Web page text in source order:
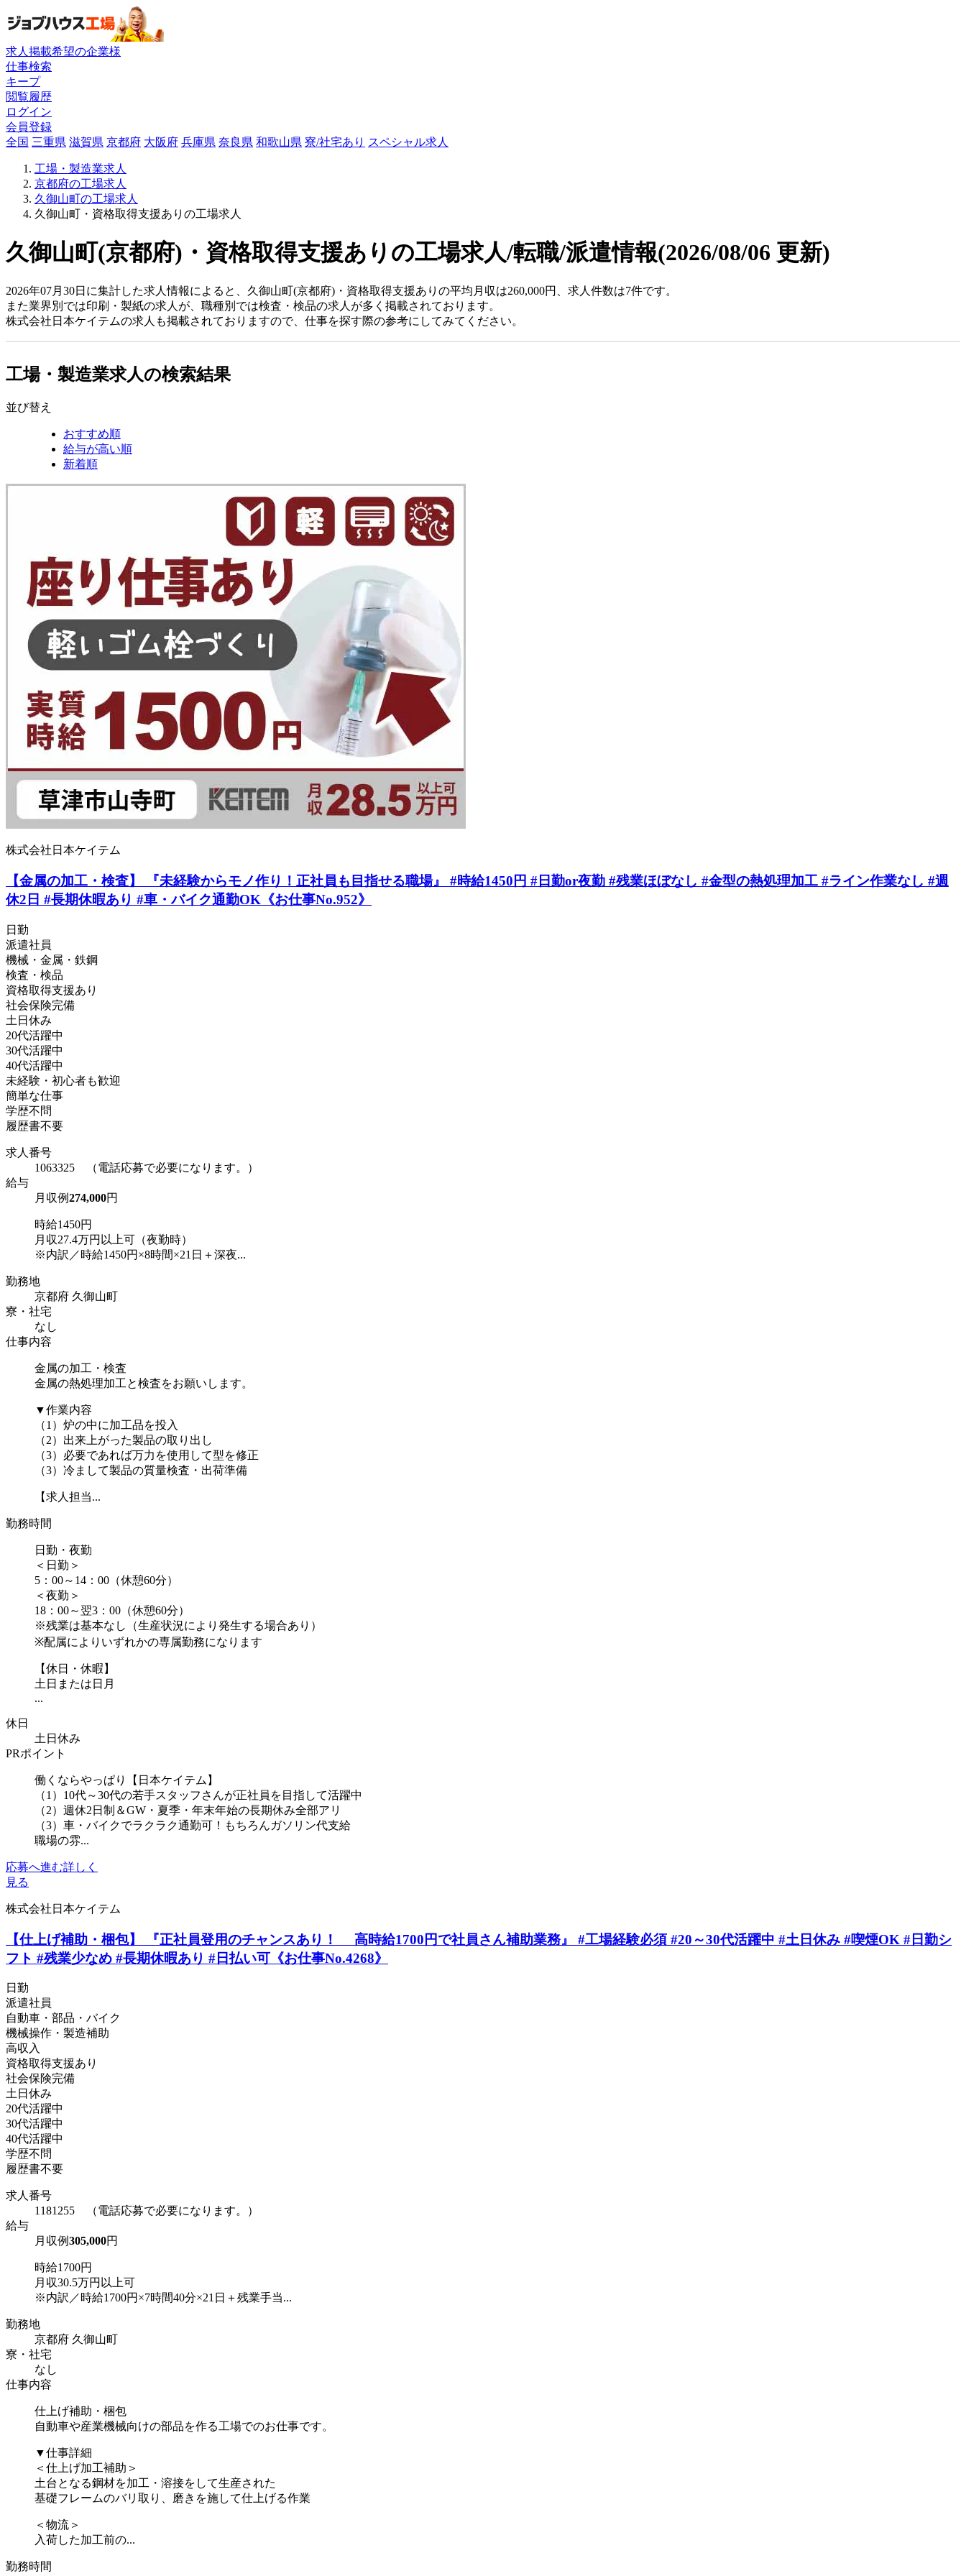
求人掲載希望の企業様
仕事検索
キープ
閲覧履歴
ログイン
会員登録
全国 三重県 滋賀県 京都府 大阪府 兵庫県 奈良県 和歌山県 寮/社宅あり スペシャル求人
工場・製造業求人
京都府の工場求人
久御山町の工場求人
久御山町・資格取得支援ありの工場求人
久御山町(京都府)・資格取得支援ありの工場求人/転職/派遣情報(2026/08/06 更新)
2026年07月30日に集計した求人情報によると、久御山町(京都府)・資格取得支援ありの平均月収は260,000円、求人件数は7件です。
また業界別では印刷・製紙の求人が、職種別では検査・検品の求人が多く掲載されております。
株式会社日本ケイテムの求人も掲載されておりますので、仕事を探す際の参考にしてみてください。
工場・製造業求人の検索結果
並び替え
おすすめ順
給与が高い順
新着順
株式会社日本ケイテム
【金属の加工・検査】 『未経験からモノ作り！正社員も目指せる職場』 #時給1450円 #日勤or夜勤 #残業ほぼなし #金型の熱処理加工 #ライン作業なし #週
休2日 #長期休暇あり #車・バイク通勤OK《お仕事No.952》
日勤
派遣社員
機械・金属・鉄鋼
検査・検品
資格取得支援あり
社会保険完備
土日休み
20代活躍中
30代活躍中
40代活躍中
未経験・初心者も歓迎
簡単な仕事
学歴不問
履歴書不要
求人番号
1063325 （電話応募で必要になります。）
給与
月収例274,000円
時給1450円
月収27.4万円以上可（夜勤時）
※内訳／時給1450円×8時間×21日＋深夜...
勤務地
京都府 久御山町
寮・社宅
なし
仕事内容
金属の加工・検査
金属の熱処理加工と検査をお願いします。
▼作業内容
（1）炉の中に加工品を投入
（2）出来上がった製品の取り出し
（3）必要であれば万力を使用して型を修正
（3）冷まして製品の質量検査・出荷準備
【求人担当...
勤務時間
日勤・夜勤
＜日勤＞
5：00～14：00（休憩60分）
＜夜勤＞
18：00～翌3：00（休憩60分）
※残業は基本なし（生産状況により発生する場合あり）
※配属によりいずれかの専属勤務になります
【休日・休暇】
土日または日月
...
休日
土日休み
PRポイント
働くならやっぱり【日本ケイテム】
（1）10代～30代の若手スタッフさんが正社員を目指して活躍中
（2）週休2日制＆GW・夏季・年末年始の長期休み全部アリ
（3）車・バイクでラクラク通勤可！もちろんガソリン代支給
職場の雰...
応募へ進む詳しく
見る
株式会社日本ケイテム
【仕上げ補助・梱包】 『正社員登用のチャンスあり！ 高時給1700円で社員さん補助業務』 #工場経験必須 #20～30代活躍中 #土日休み #喫煙OK #日勤シ
フト #残業少なめ #長期休暇あり #日払い可《お仕事No.4268》
日勤
派遣社員
自動車・部品・バイク
機械操作・製造補助
高収入
資格取得支援あり
社会保険完備
土日休み
20代活躍中
30代活躍中
40代活躍中
学歴不問
履歴書不要
求人番号
1181255 （電話応募で必要になります。）
給与
月収例305,000円
時給1700円
月収30.5万円以上可
※内訳／時給1700円×7時間40分×21日＋残業手当...
勤務地
京都府 久御山町
寮・社宅
なし
仕事内容
仕上げ補助・梱包
自動車や産業機械向けの部品を作る工場でのお仕事です。
▼仕事詳細
＜仕上げ加工補助＞
土台となる鋼材を加工・溶接をして生産された
基礎フレームのバリ取り、磨きを施して仕上げる作業
＜物流＞
入荷した加工前の...
勤務時間